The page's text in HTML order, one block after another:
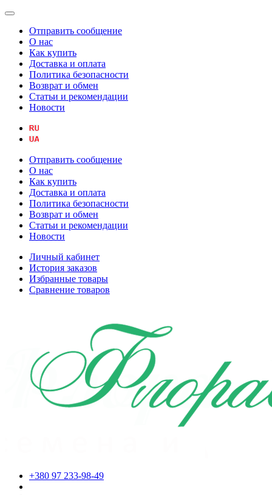
Отправить сообщение
О нас
Как купить
Доставка и оплата
Политика безопасности
Возврат и обмен
Статьи и рекомендации
Новости
Отправить сообщение
О нас
Как купить
Доставка и оплата
Политика безопасности
Возврат и обмен
Статьи и рекомендации
Новости
Личный кабинет
История заказов
Избранные товары
Сравнение товаров
+380 97 233-98-49